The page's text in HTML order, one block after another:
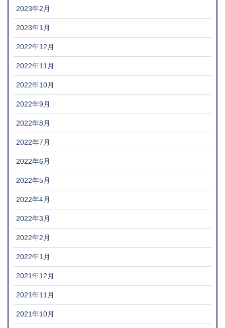
2023年2月
2023年1月
2022年12月
2022年11月
2022年10月
2022年9月
2022年8月
2022年7月
2022年6月
2022年5月
2022年4月
2022年3月
2022年2月
2022年1月
2021年12月
2021年11月
2021年10月